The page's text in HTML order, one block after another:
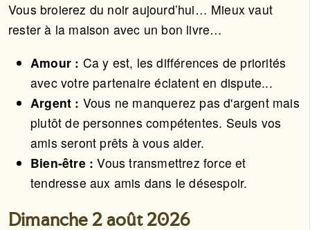
Vous broierez du noir aujourd’hui… Mieux vaut
rester à la maison avec un bon livre…
Amour : Ca y est, les différences de priorités
avec votre partenaire éclatent en dispute...
Argent : Vous ne manquerez pas d'argent mais
plutôt de personnes compétentes. Seuls vos
amis seront prêts à vous aider.
Bien-être :Vous transmettrez force et
tendresse aux amis dans le désespoir.
Dimanche 2 août 2026